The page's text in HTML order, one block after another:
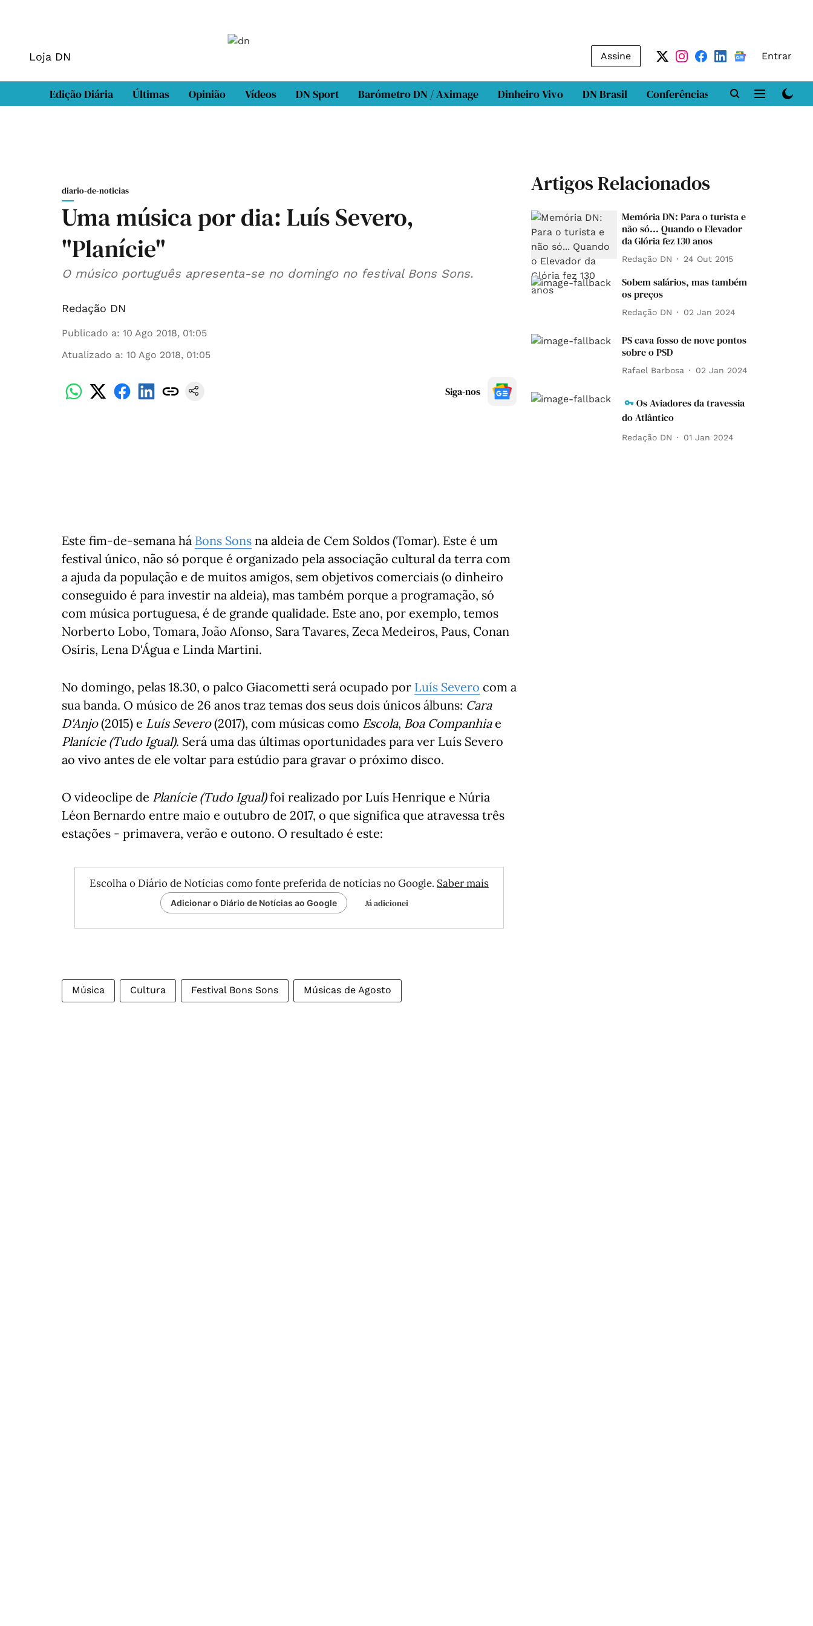
Loja DN Assine Entrar
Edição Diária Últimas Opinião Vídeos DN Sport Barómetro DN / Aximage Dinheiro Vivo DN Brasil Conferências DN LAB
diario-de-noticias
Uma música por dia: Luís Severo,
"Planície"
O músico português apresenta-se no domingo no festival Bons Sons.
Redação DN
Publicado a: 10 Ago 2018, 01:05
Atualizado a: 10 Ago 2018, 01:05
Siga-nos
Este fim-de-semana há Bons Sons na aldeia de Cem Soldos (Tomar). Este é um
festival único, não só porque é organizado pela associação cultural da terra com
a ajuda da população e de muitos amigos, sem objetivos comerciais (o dinheiro
conseguido é para investir na aldeia), mas também porque a programação, só
com música portuguesa, é de grande qualidade. Este ano, por exemplo, temos
Norberto Lobo, Tomara, João Afonso, Sara Tavares, Zeca Medeiros, Paus, Conan
Osíris, Lena D'Água e Linda Martini.
No domingo, pelas 18.30, o palco Giacometti será ocupado por Luís Severo com a
sua banda. O músico de 26 anos traz temas dos seus dois únicos álbuns: Cara
D'Anjo(2015) e Luís Severo(2017), com músicas como Escola, Boa Companhiae
Planície (Tudo Igual). Será uma das últimas oportunidades para ver Luís Severo
ao vivo antes de ele voltar para estúdio para gravar o próximo disco.
O videoclipe de Planície (Tudo Igual)foi realizado por Luís Henrique e Núria
Léon Bernardo entre maio e outubro de 2017, o que significa que atravessa três
estações - primavera, verão e outono. O resultado é este:
Escolha o Diário de Notícias como fonte preferida de notícias no Google. Saber mais
Adicionar o Diário de Notícias ao Google Já adicionei
Música Cultura Festival Bons Sons Músicas de Agosto
Artigos Relacionados
Memória DN: Para o turista e
não só... Quando o Elevador
da Glória fez 130 anos
Redação DN 24 Out 2015
Sobem salários, mas também
os preços
Redação DN 02 Jan 2024
PS cava fosso de nove pontos
sobre o PSD
Rafael Barbosa 02 Jan 2024
Os Aviadores da travessia
do Atlântico
Redação DN 01 Jan 2024